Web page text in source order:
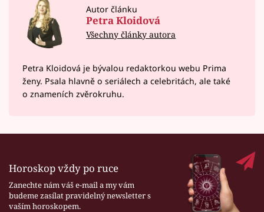
Autor článku
Petra Kloidová
Všechny články autora
Petra Kloidová je bývalou redaktorkou webu Prima
ženy. Psala hlavně o seriálech a celebritách, ale také
o znameních zvěrokruhu.
Horoskop vždy po ruce
Zanechte nám váš e-mail a my vám
budeme zasílat pravidelný newsletter s
vaším horoskopem.